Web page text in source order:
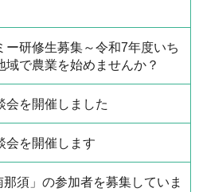
ー研修生募集～令和7年度いち
域で農業を始めませんか？
会を開催しました
会を開催します
那須」の参加者を募集していま